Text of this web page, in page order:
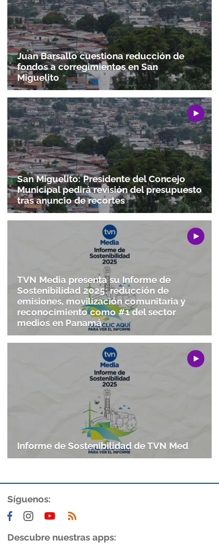
Juan Barsallo cuestiona reducción de
fondos a corregimientos en San
Miguelito
San Miguelito: Presidente del Concejo
Municipal pedirá revisión del presupuesto
tras anuncio de recortes
TVN Media presenta su Informe de
Sostenibilidad 2025: reducción de
emisiones, movilización comunitaria y
reconocimiento como #1 del sector
medios en Panamá
Informe de Sostenibilidad de TVN Med
Síguenos:
Descubre nuestras apps: